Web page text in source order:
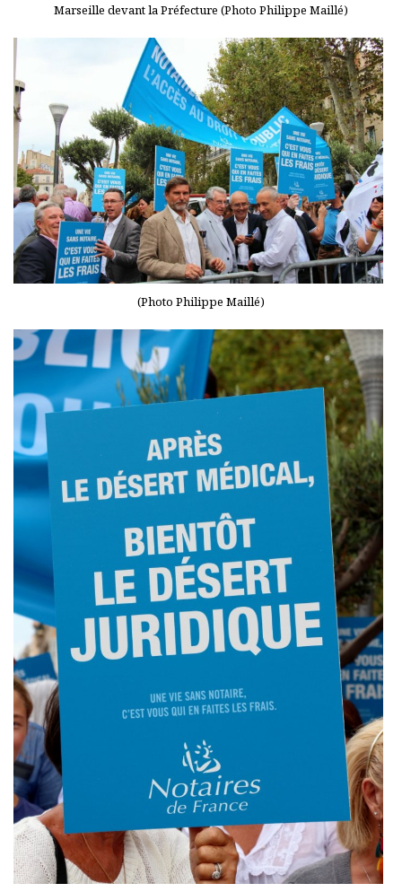
Marseille devant la Préfecture (Photo Philippe Maillé)
(Photo Philippe Maillé)